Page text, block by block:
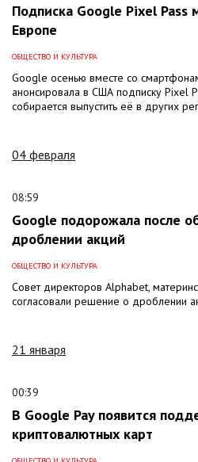
Подписка Google Pixel Pass
Европе
ОБЩЕСТВО И КУЛЬТУРА
Google осенью вместе со
анонсировала в США подписку Pixel
собирается выпустить её в других
04 февраля
08:59
Google подорожала после
дроблении акций
ОБЩЕСТВО И КУЛЬТУРА
Совет директоров Alphabet,
согласовали решение о дроблении
21 января
00:39
В Google Pay появится
криптовалютных карт